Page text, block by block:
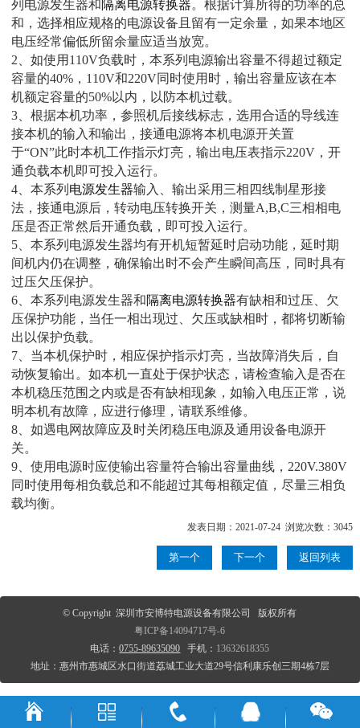
列电源发生器和隔离电源转换器。根据计算所得的功率的总
和，选择相应规格的电源设备且留有一定余量，如果本地区
电压经常偏低所留余量应适当放宽。
2、如使用110V负载时，本系列电源输出容量不得超过额定
容量的40%，110V和220V同时使用时，输出容量应该在本
机额定容量的50%以内，以防本机过载。
3、根据本机功率，参照机后接线标志，选用合适的导线连
接本机的输入和输出，接通电源将本机电源开关置
于“ON”此时本机工作指示灯亮，输出电压表指示220V，开
通负载本机即可投入运行。
4、本系列 电源发生器输入、输出采用三相四线制星形接
法，接通电源后，转动电压转换开关，测量A,B,C三相相电
压是否正常然后开通负载，即可投入运行。
5、本系列电源发生器均有开机短暂延时启动功能，延时期
间机内仍在调整，确保输出时不会产生瞬间高压，同时具有
过压欠压保护。
6、本系列电源发生器和隔离电源转换器有缺相和过压、欠
压保护功能，当任一相出现过、欠压或缺相时，都将切断输
出以保护负载。
7、当本机保护时，相应保护指示灯亮，当故障消失后，自
动恢复输出。如本机一直处于保护状态，请检查输入是否在
本机稳压范围之内或是否有缺相现象，如输入电压正常，说
明本机有故障，应进行修理，请联系维修。
8、如遇电网故障应及时关闭稳压电源及通用设备电源开
关。
9、使用电源时应使输出容量符合输出容量曲线，220V.380V
同时使用每相负载总和不能超过其每相额定值，尽量三相负
载均衡。
发表日期：2021-07-24 浏览次数：3045
第一个 下一个 返回列表
© Copyright 深圳市安博特电源设备有限公司 版权所有
粤ICP备14094717号-6
电话：0755-89635090 手机： 13632618355
地址：惠州市惠城区水口街道荔城工业大道29号信利康乐创三期4栋7层